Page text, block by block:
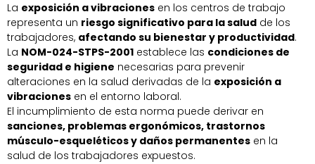
La exposición a vibraciones en los centros de trabajo
representa un riesgo significativo para la salud de los
trabajadores, afectando su bienestar y productividad.
La NOM-024-STPS-2001 establece las condiciones de
seguridad e higiene necesarias para prevenir
alteraciones en la salud derivadas de la exposición a
vibraciones en el entorno laboral.
El incumplimiento de esta norma puede derivar en
sanciones, problemas ergonómicos, trastornos
músculo-esqueléticos y daños permanentes en la
salud de los trabajadores expuestos.